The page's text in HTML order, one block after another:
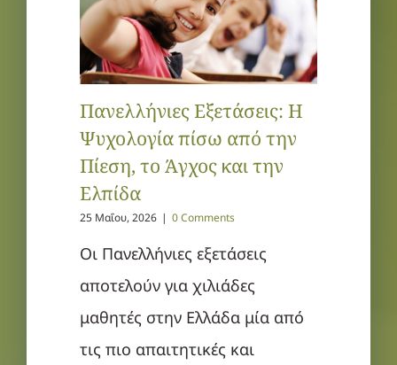
Πανελλήνιες Εξετάσεις: Η
Ψυχολογία πίσω από την
Πίεση, το Άγχος και την
Ελπίδα
25 Μαΐου, 2026 | 0 Comments
Οι Πανελλήνιες εξετάσεις
αποτελούν για χιλιάδες
μαθητές στην Ελλάδα μία από
τις πιο απαιτητικές και